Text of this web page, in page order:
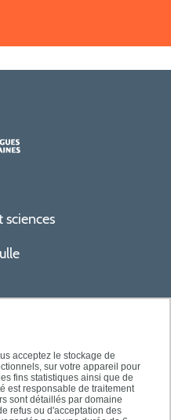
acceptez le stockage de
sur votre appareil pour
fins statistiques ainsi que de
est responsable de traitement
sont détaillés par domaine
refus ou d'acceptation des
sciences